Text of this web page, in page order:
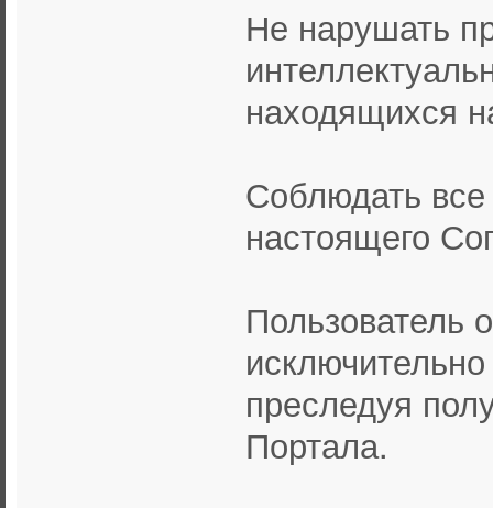
Не нарушать
находящихся
Соблюдать все
настоящего
Пользователь
преследуя
Портала.